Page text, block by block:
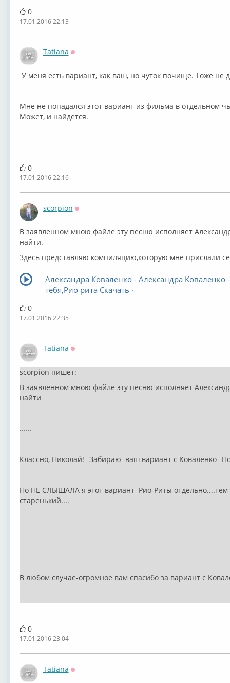
0
17.01.2016 22:13
Tatiana
У меня есть вариант, как ваш, но чуток почище. Тоже
Мне не попадался этот вариант из фильма в отдельном
Может, и найдется.
0
17.01.2016 22:16
scorpion
В заявленном мною файле эту песню исполняет
найти.
Здесь представляю компиляцию,которую мне прислали
Александра Коваленко - Александра Коваленко
тебя,Рио рита Скачать ·
0
17.01.2016 22:35
Tatiana
scorpion пишет:
В заявленном мною файле эту песню исполняет
найти
......
Классно, Николай! Забираю ваш вариант с Коваленко
Но НЕ СЛЫШАЛА я этот вариант Рио-Риты отдельно....тем
старенький....
В любом случае-огромное вам спасибо за вариант с
0
17.01.2016 23:04
Tatiana